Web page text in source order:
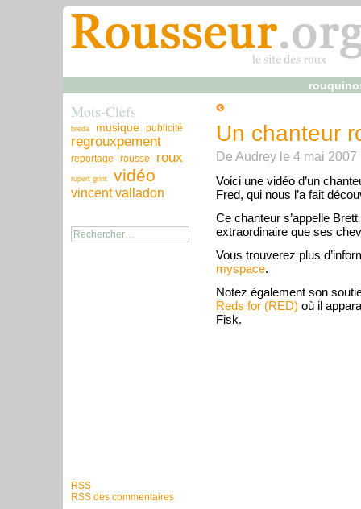
Mots-Clefs
breda musique publicité
regrouxpement
reportage rousse roux
rupert grint vidéo
vincent valladon
RSS
RSS des commentaires
Un chanteur
De Audreyle 4 mai 2007
Voici une vidéo d’un
Fred, qui nous l’a fait
Ce chanteur s’appelle
extraordinaire que ses
Vous trouverez plus
myspace.
Notez également son
Reds for (RED) où il
Fisk.